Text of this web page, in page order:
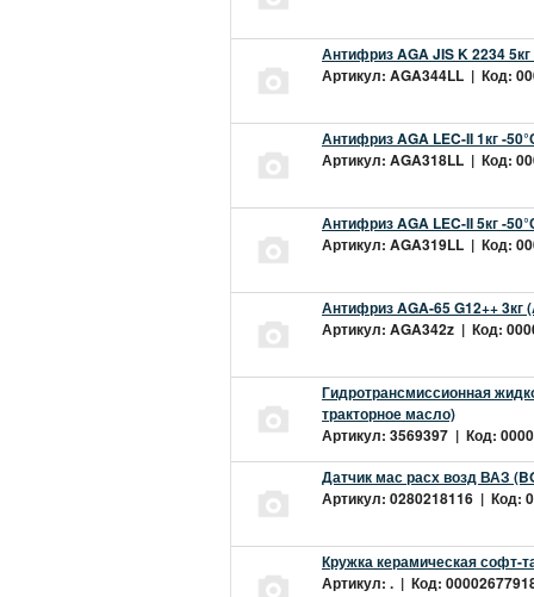
Антифриз AGA JIS K 2234
Артикул: AGA344LL | Код:
Антифриз AGA LEC-II 1кг -
Артикул: AGA318LL | Код:
Антифриз AGA LEC-II 5кг -
Артикул: AGA319LL | Код:
Антифриз AGA-65 G12++ 3кг
Артикул: AGA342z | Код:
Гидротрансмиссионная
тракторное масло)
Артикул: 3569397 | Код:
Датчик мас расх возд ВАЗ
Артикул: 0280218116 | Код:
Кружка керамическая софт-
Артикул: . | Код: